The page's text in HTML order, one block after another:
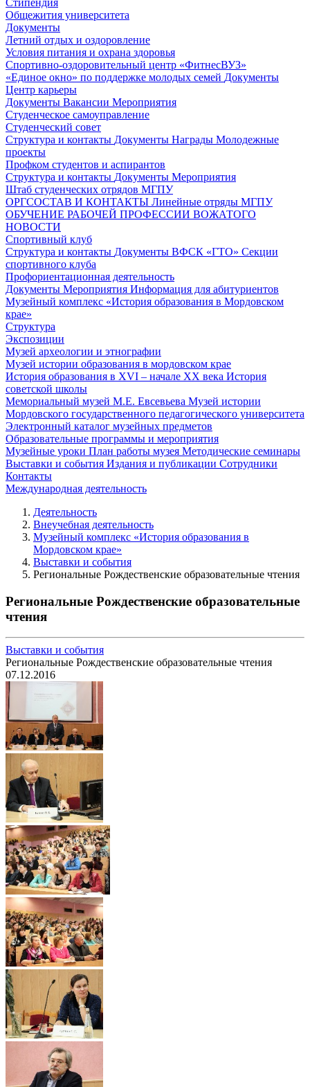
Общежития университета
Документы
Летний отдых и оздоровление
Условия питания и охрана здоровья
Спортивно-оздоровительный центр «ФитнесВУЗ»
«Единое окно» по поддержке молодых семей Документы
Центр карьеры
Документы Вакансии Мероприятия
Студенческое самоуправление
Студенческий совет
Структура и контакты Документы Награды Молодежные
проекты
Профком студентов и аспирантов
Структура и контакты Документы Мероприятия
Штаб студенческих отрядов МГПУ
ОРГСОСТАВ И КОНТАКТЫ Линейные отряды МГПУ
ОБУЧЕНИЕ РАБОЧЕЙ ПРОФЕССИИ ВОЖАТОГО
НОВОСТИ
Спортивный клуб
Структура и контакты Документы ВФСК «ГТО» Секции
спортивного клуба
Профориентационная деятельность
Документы Мероприятия Информация для абитуриентов
Музейный комплекс «История образования в Мордовском
крае»
Структура
Экспозиции
Музей археологии и этнографии
Музей истории образования в мордовском крае
История образования в XVI – начале XX века История
советской школы
Мемориальный музей М.Е. Евсевьева Музей истории
Мордовского государственного педагогического университета
Электронный каталог музейных предметов
Образовательные программы и мероприятия
Музейные уроки План работы музея Методические семинары
Выставки и события Издания и публикации Сотрудники
Контакты
Международная деятельность
Деятельность
Внеучебная деятельность
Музейный комплекс «История образования в
Мордовском крае»
Выставки и события
Региональные Рождественские образовательные чтения
Региональные Рождественские образовательные
чтения
Выставки и события
Региональные Рождественские образовательные чтения
07.12.2016